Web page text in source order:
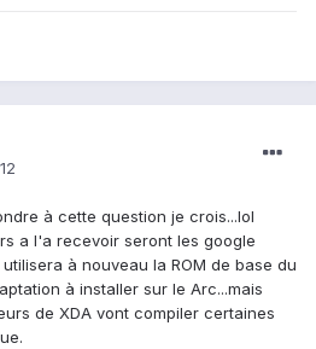
à cette question je crois...lol
a l'a recevoir seront les google
à nouveau la ROM de base du
à installer sur le Arc...mais
de XDA vont compiler certaines